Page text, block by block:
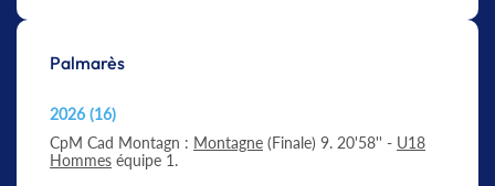
Palmarès
2026 (16)
CpM Cad Montagn : Montagne (Finale) 9. 20'58'' - U18
Hommes équipe 1.